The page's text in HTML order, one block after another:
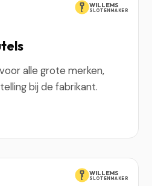
WILLEMS
SLOTENMAKER
alle grote merken,
bij de fabrikant.
WILLEMS
SLOTENMAKER